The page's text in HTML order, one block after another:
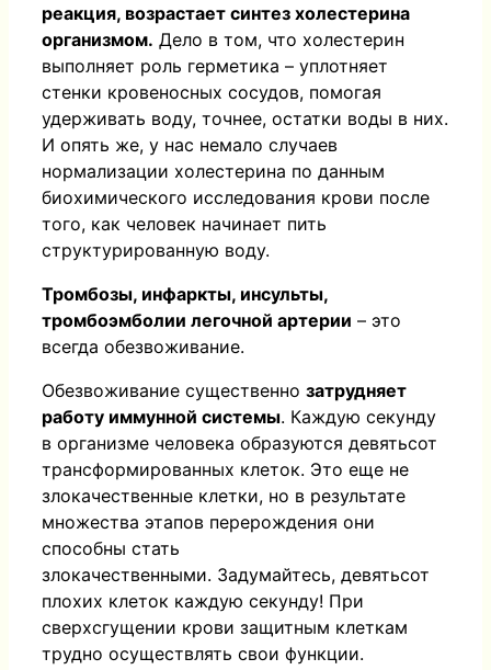
реакция, возрастает синтез холестерина
организмом. Дело в том, что холестерин
выполняет роль герметика – уплотняет
стенки кровеносных сосудов, помогая
удерживать воду, точнее, остатки воды в них.
И опять же, у нас немало случаев
нормализации холестерина по данным
биохимического исследования крови после
того, как человек начинает пить
структурированную воду.
Тромбозы, инфаркты, инсульты,
тромбоэмболии легочной артерии – это
всегда обезвоживание.
Обезвоживание существенно затрудняет
работу иммунной системы. Каждую секунду
в организме человека образуются девятьсот
трансформированных клеток. Это еще не
злокачественные клетки, но в результате
множества этапов перерождения они
способны стать
злокачественными. Задумайтесь, девятьсот
плохих клеток каждую секунду! При
сверхсгущении крови защитным клеткам
трудно осуществлять свои функции.